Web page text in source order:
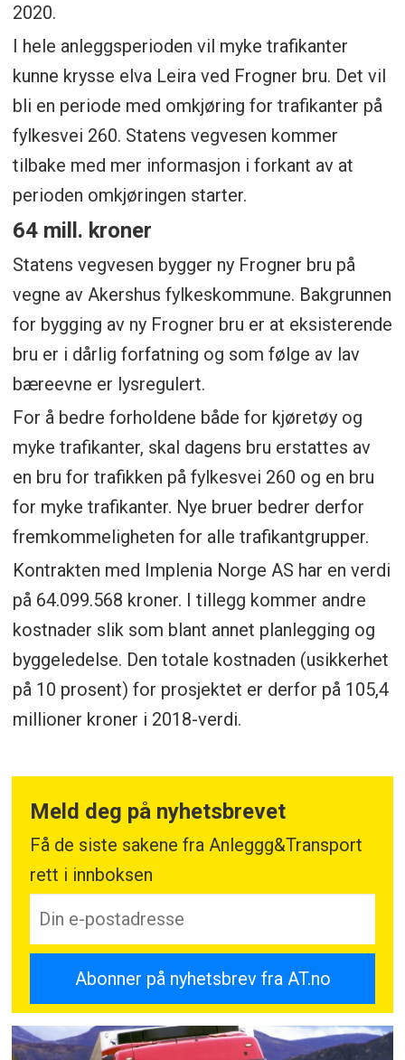
2020.
I hele anleggsperioden vil myke trafikanter
kunne krysse elva Leira ved Frogner bru. Det vil
bli en periode med omkjøring for trafikanter på
fylkesvei 260. Statens vegvesen kommer
tilbake med mer informasjon i forkant av at
perioden omkjøringen starter.
64 mill. kroner
Statens vegvesen bygger ny Frogner bru på
vegne av Akershus fylkeskommune. Bakgrunnen
for bygging av ny Frogner bru er at eksisterende
bru er i dårlig forfatning og som følge av lav
bæreevne er lysregulert.
For å bedre forholdene både for kjøretøy og
myke trafikanter, skal dagens bru erstattes av
en bru for trafikken på fylkesvei 260 og en bru
for myke trafikanter. Nye bruer bedrer derfor
fremkommeligheten for alle trafikantgrupper.
Kontrakten med Implenia Norge AS har en verdi
på 64.099.568 kroner. I tillegg kommer andre
kostnader slik som blant annet planlegging og
byggeledelse. Den totale kostnaden (usikkerhet
på 10 prosent) for prosjektet er derfor på 105,4
millioner kroner i 2018-verdi.
Meld deg på nyhetsbrevet
Få de siste sakene fra Anleggg&Transport
rett i innboksen